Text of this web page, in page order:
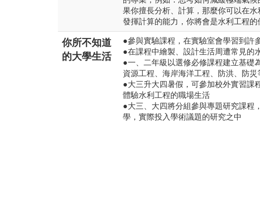
果你擅長分析、計算，那麼你可以在
發揮計算的能力，你將會是水利工程的
你所不知道
的大學生活
●參與實驗課程，在實驗室會學習到許
●在課程中繪製、設計生活周遭常見的
●一、二年級以選修必修課程建立基礎
資源工程、海岸海洋工程、防洪、防
●大三升大四暑假，可參加校外實習課
體驗水利工程的職場生活
●大三、大四將分組參與專題研究課程
學，實際投入學術議題的研究之中